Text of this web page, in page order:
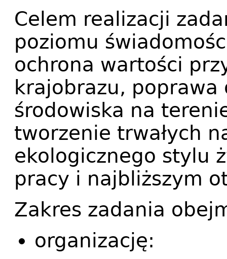
Celem realizacji
poziomu
ochrona wartości
krajobrazu,
środowiska na
tworzenie trwałych
ekologicznego stylu
pracy i najbliższym
Zakres zadania
organizację: